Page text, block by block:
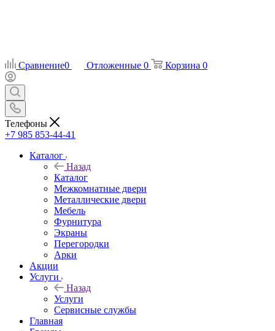
Сравнение0 Отложенные 0 Корзина 0
Телефоны
+7 985 853-44-41
Каталог
Назад
Каталог
Межкомнатные двери
Металлические двери
Мебель
Фурнитура
Экраны
Перегородки
Арки
Акции
Услуги
Назад
Услуги
Сервисные службы
Главная